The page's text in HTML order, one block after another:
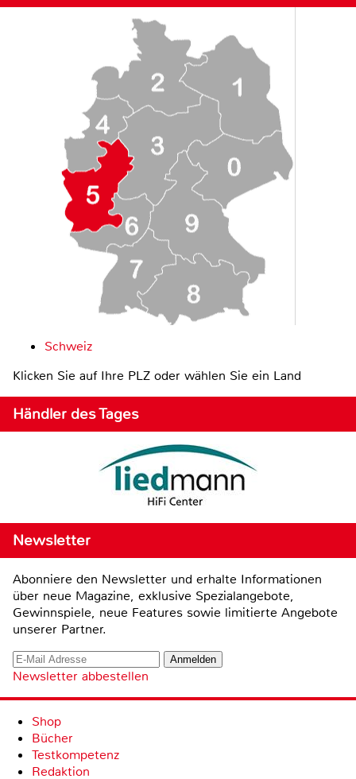
Schweiz
Klicken Sie auf Ihre PLZ oder wählen Sie ein Land
Händler des Tages
Newsletter
Abonniere den Newsletter und erhalte Informationen
über neue Magazine, exklusive Spezialangebote,
Gewinnspiele, neue Features sowie limitierte Angebote
unserer Partner.
Newsletter abbestellen
Shop
Bücher
Testkompetenz
Redaktion